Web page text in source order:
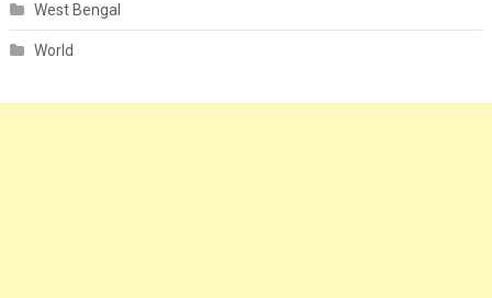
West Bengal
World